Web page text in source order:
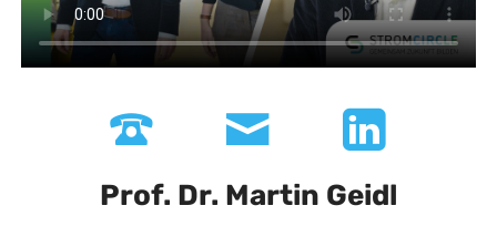
Prof. Dr. Martin Geidl